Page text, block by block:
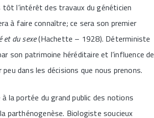
l’intérêt des travaux du généticien
à faire connaître; ce sera son premier
et du sexe(Hachette – 1928). Déterministe
son patrimoine héréditaire et l’influence de
dans les décisions que nous prenons.
la portée du grand public des notions
parthénogenèse. Biologiste soucieux